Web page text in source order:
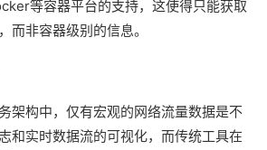
等容器平台的支持，这使得只能获取
而非容器级别的信息。
架构中，仅有宏观的网络流量数据是不
和实时数据流的可视化，而传统工具在